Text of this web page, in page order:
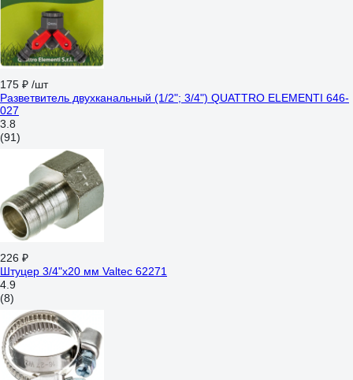
175 ₽ /шт
Разветвитель двухканальный (1/2"; 3/4") QUATTRO ELEMENTI 646-
027
3.8
(91)
226 ₽
Штуцер 3/4"х20 мм Valtec 62271
4.9
(8)